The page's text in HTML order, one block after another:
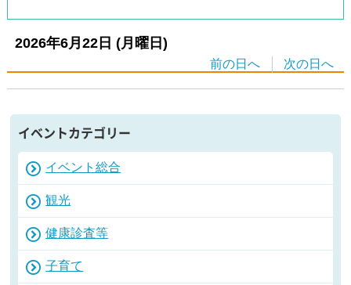
2026年6月22日 (月 曜日)
前の日へ 次の日へ
イベントカテゴリー
イベント総合
観光
健康診査等
子育て